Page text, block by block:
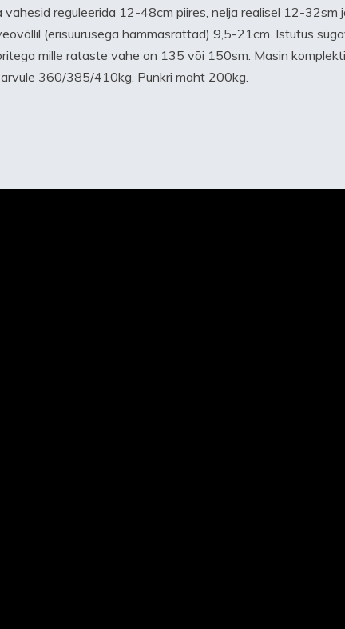
reguleerida 12-48cm piires, nelja realisel 12-
(erisuurusega hammasrattad) 9,5-21cm. Istutus
mille rataste vahe on 135 või 150sm. Masin
360/385/410kg. Punkri maht 200kg.